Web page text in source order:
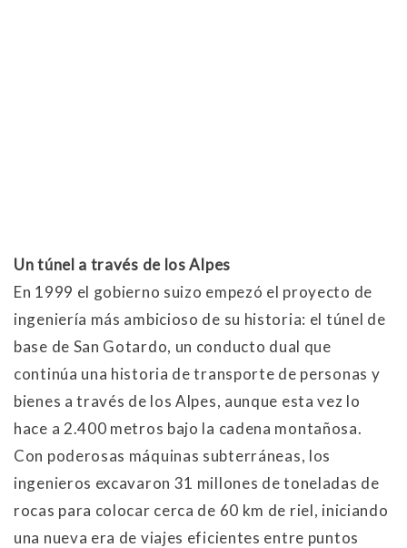
Un túnel a través de los Alpes
En 1999 el gobierno suizo empezó el proyecto de
ingeniería más ambicioso de su historia: el túnel de
base de San Gotardo, un conducto dual que
continúa una historia de transporte de personas y
bienes a través de los Alpes, aunque esta vez lo
hace a 2.400 metros bajo la cadena montañosa.
Con poderosas máquinas subterráneas, los
ingenieros excavaron 31 millones de toneladas de
rocas para colocar cerca de 60 km de riel, iniciando
una nueva era de viajes eficientes entre puntos